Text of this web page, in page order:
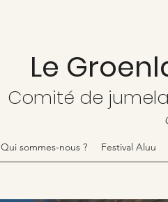
Le
Comité de
Qui sommes-nous ? Festival Aluu